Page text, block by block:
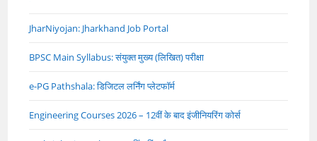
JharNiyojan: Jharkhand Job Portal
BPSC Main Syllabus: संयुक्त मुख्य (लिखित) परीक्षा
e-PG Pathshala: डिजिटल लर्निंग प्लेटफॉर्म
Engineering Courses 2026 – 12वीं के बाद इंजीनियरिंग कोर्स